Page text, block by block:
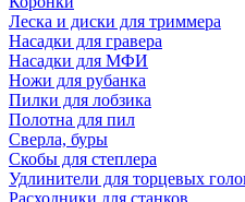
Леска и диски для триммера
Насадки для гравера
Насадки для МФИ
Ножи для рубанка
Пилки для лобзика
Полотна для пил
Сверла, буры
Скобы для степлера
Удлинители для торцевых
Расходники для станков